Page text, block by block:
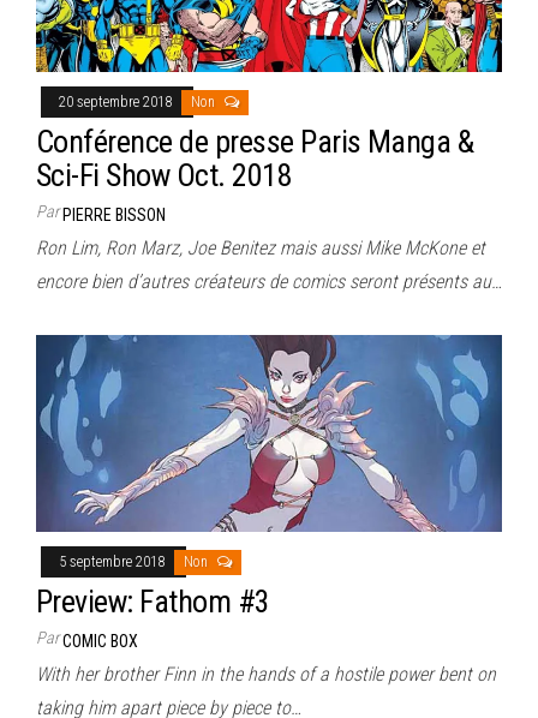
20 septembre 2018 Non
Conférence de presse Paris Manga &
Sci-Fi Show Oct. 2018
ParPIERRE BISSON
Ron Lim, Ron Marz, Joe Benitez mais aussi Mike McKone et
encore bien d’autres créateurs de comics seront présents au…
5 septembre 2018 Non
Preview: Fathom #3
ParCOMIC BOX
With her brother Finn in the hands of a hostile power bent on
taking him apart piece by piece to…